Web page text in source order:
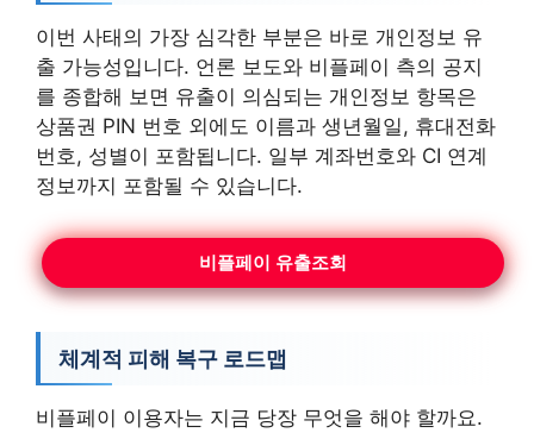
이번 사태의 가장 심각한 부분은 바로 개인정보 유
출 가능성입니다. 언론 보도와 비플페이 측의 공지
를 종합해 보면 유출이 의심되는 개인정보 항목은
상품권 PIN 번호 외에도 이름과 생년월일, 휴대전화
번호, 성별이 포함됩니다. 일부 계좌번호와 CI 연계
정보까지 포함될 수 있습니다.
비플페이 유출조회
체계적 피해 복구 로드맵
비플페이 이용자는 지금 당장 무엇을 해야 할까요.